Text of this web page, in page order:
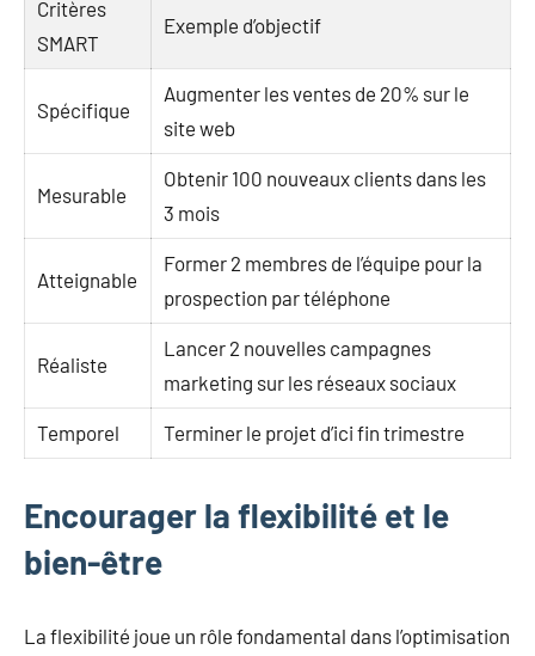
Critères
SMART
Exemple d’objectif
Spécifique
Augmenter les ventes de 20% sur le
site web
Mesurable
Obtenir 100 nouveaux clients dans les
3 mois
Atteignable
Former 2 membres de l’équipe pour la
prospection par téléphone
Réaliste
Lancer 2 nouvelles campagnes
marketing sur les réseaux sociaux
Temporel Terminer le projet d’ici fin trimestre
Encourager la flexibilité et le
bien-être
La flexibilité joue un rôle fondamental dans l’optimisation